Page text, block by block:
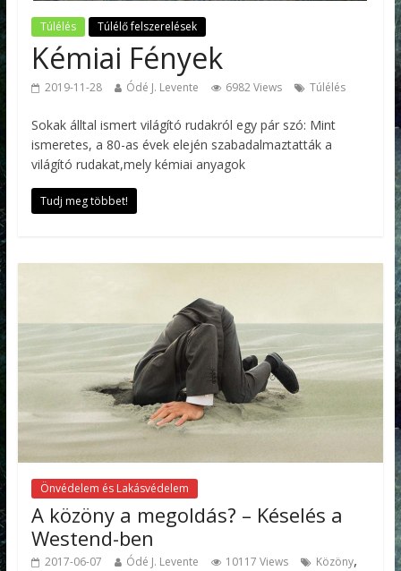
Túlélés Túlélő felszerelések
Kémiai Fények
2019-11-28 Ódé J. Levente 6982 Views Túlélés
Sokak álltal ismert világító rudakról egy pár szó: Mint
ismeretes, a 80-as évek elején szabadalmaztatták a
világító rudakat,mely kémiai anyagok
Tudj meg többet!
Önvédelem és Lakásvédelem
A közöny a megoldás? – Késelés a
Westend-ben
2017-06-07 Ódé J. Levente 10117 Views Közöny,